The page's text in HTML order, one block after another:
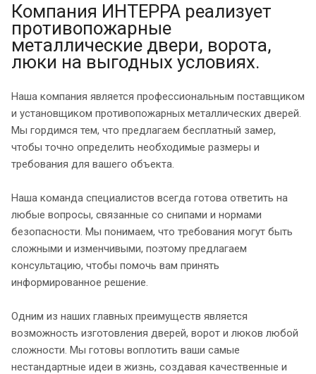
Компания ИНТЕРРА реализует
противопожарные
металлические двери, ворота,
люки на выгодных условиях.
Наша компания является профессиональным поставщиком
и установщиком противопожарных металлических дверей.
Мы гордимся тем, что предлагаем бесплатный замер,
чтобы точно определить необходимые размеры и
требования для вашего объекта.
Наша команда специалистов всегда готова ответить на
любые вопросы, связанные со снипами и нормами
безопасности. Мы понимаем, что требования могут быть
сложными и изменчивыми, поэтому предлагаем
консультацию, чтобы помочь вам принять
информированное решение.
Одним из наших главных преимуществ является
возможность изготовления дверей, ворот и люков любой
сложности. Мы готовы воплотить ваши самые
нестандартные идеи в жизнь, создавая качественные и